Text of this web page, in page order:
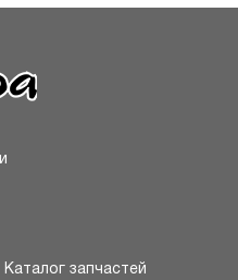
Каталог запчастей